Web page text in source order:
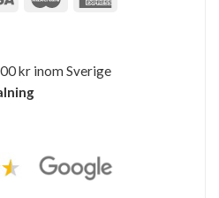
kr inom Sverige